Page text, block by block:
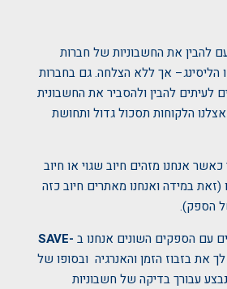
להבין את החשבוניות של חברות
אך ללא הצלחה. גם בחברות
להבין ולהסביר את החשבונית
הלקוחות תסכול גדול ותחושת
אנחנו מזהים חיוב שגוי או חיוב
במידה ואנחנו מאתרים חיוב כזה
הספק).
עם הספקים השונים אנחנו בSAVE-
בזבוז הזמן והאנרגיה ובסופו של
עבורך בדיקה של חשבוניות